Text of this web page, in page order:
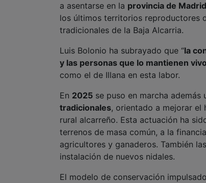
a asentarse en la provincia de Madrid
los últimos territorios reproductores
tradicionales de la Baja Alcarria.
Luis Bolonio ha subrayado que “la
y las personas que lo mantienen vivo
como el de Illana en esta labor.
En 2025 se puso en marcha
tradicionales, orientado a mejorar el
rural alcarreño. Esta actuación ha
terrenos de masa común, a la
agricultores y ganaderos. También
instalación de nuevos nidales.
El modelo de conservación